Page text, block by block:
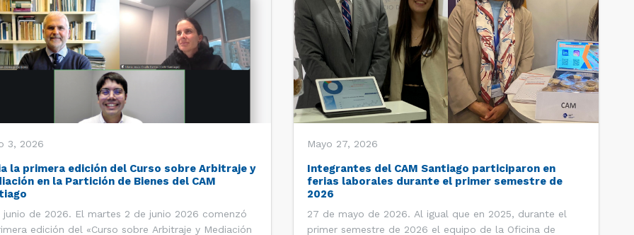
3, 2026
la primera edición del Curso sobre Arbitraje y
en la Partición de Bienes del CAM
junio de 2026. El martes 2 de junio 2026 comenzó
edición del «Curso sobre Arbitraje y Mediación
Mayo 27, 2026
Integrantes del CAM Santiago participaron en
ferias laborales durante el primer semestre de
2026
27 de mayo de 2026. Al igual que en 2025, durante el
primer semestre de 2026 el equipo de la Oficina de